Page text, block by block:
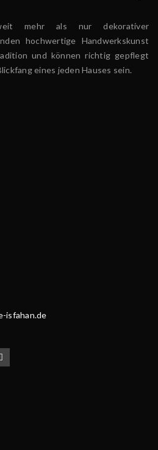
mehr als nur dekorativer
hochwertige Handwerkskunst
und können richtig gepflegt
eines jeden Hauses sein.
isfahan.de